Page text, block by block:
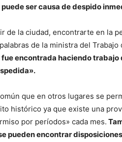
ser causa de despido
de la ciudad, encontrarte en la
de la ministra del
fue encontrada haciendo
que en otros lugares se
histórico ya que existe una
por períodos» cada mes.
pueden encontrar